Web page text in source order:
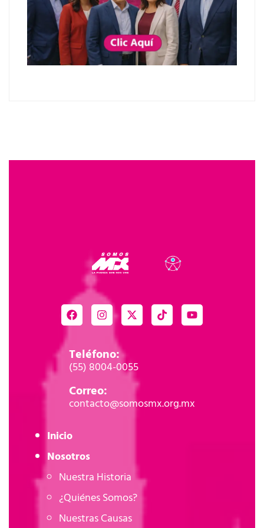
Teléfono:
(55) 8004-0055
Correo:
contacto@somosmx.org.mx
Inicio
Nosotros
Nuestra Historia
¿Quiénes Somos?
Nuestras Causas